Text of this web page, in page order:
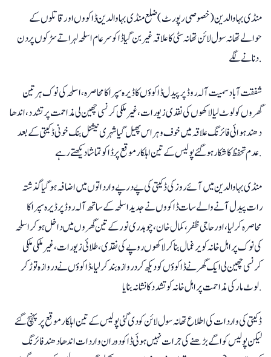
منڈی بہاوالدین (خصوصی رپورٹ )ضلع منڈی بہاوالدین ڈاکووں اور قاتلوں کے
حوالے تھانہ سول لائن تھا نہ سٹی کا علاقہ غیر بن گیا ڈاکو سرعام اسلحہ لہراتے سڑکوں پر دن
دنانے لگے.
شفقت آباد سمیت آلہ روڈ پر پیدل ڈاکوؤں کا ڈیرہ سپرا کا محاصرہ، اسلحہ کی نوک ہر تین
گھروں کو لوٹ لیا لاکھوں کی نقدی زیورات، غیر ملکی کرنسی چھین لی مذاحمت پر تشدد، اندھا
دھند ہوائی فائرنگ علاقہ میں خوف وہراس پھیل گیا شہری نیشنل بنک خونی ڈکیتی کے بعد
عدم تحفظ کا شکار ہوگئے پولیس کے تین اہلکار موقع پر ڈاکو تماشا دیکھتے رہے.
منڈی بہاوالدین میں آئے روز کی ڈکیتی کی پے درپے وارداتوں میں اضافہ ہو گیا گذشتہ
رات پیدل آنے والے سات ڈاکووں نے جدید اسلحہ کے ساتھ آلہ روڈ پر ڈیرہ سپرا کا
محاصرہ کر لیا، اور حاجی ظفر، کمال خان، چوہدری نور کے تین گھروں میں داخل ہو کر اسلحہ
کی نوک پر اہل خانہ کو یرغمال بنا کر لاکھوں روپے کی نقدی، طلائی زیورات، غیر ملکی ملکی
کرنسی چھین لی ایک گھر نے ڈاکوؤں کو دیکھ کر دروازہ بند کر لیا، ڈاکوؤں نے دروازہ توڑ کر
لوٹ مار کی مذاحمت پر اہل خانہ کو تشدد کا نشانہ بنایا.
ڈکیتی کی واردات کی اطلاع تھانہ سول لائن کو دی گئی پولیس کے تین اہلکار موقع پر پہنچ گئے
لیکن پولیس کو اگے بڑھنے کی جرات نہیں ہوئی ڈاکو دوران واردات اندھادھند فائرنگ